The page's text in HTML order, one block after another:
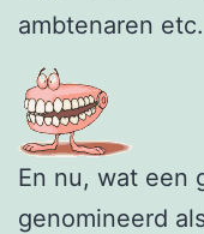
ambtenaren etc.
En nu, wat een
genomineerd